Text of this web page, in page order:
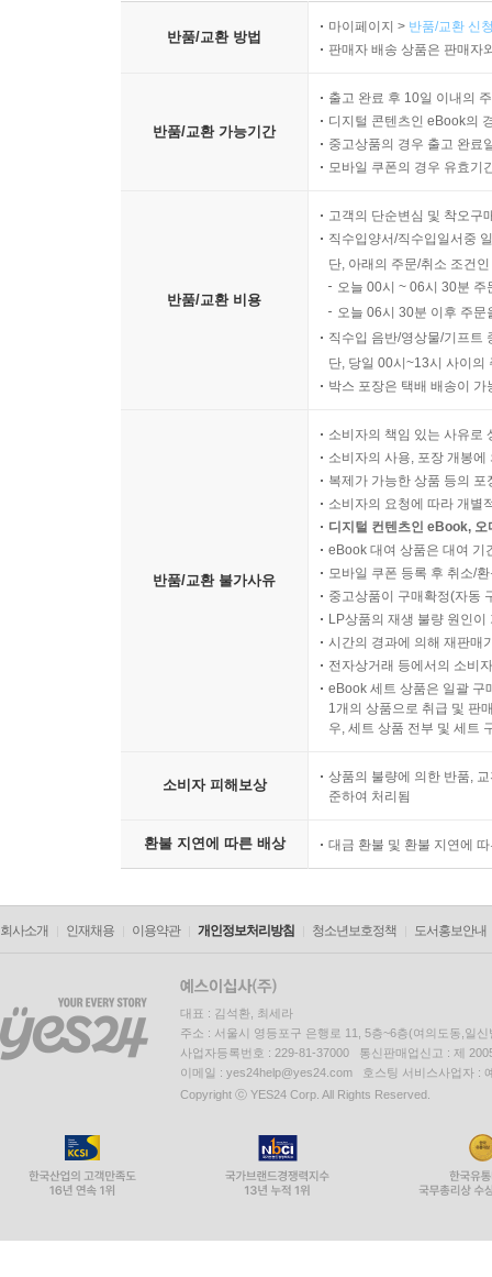
반품/교환 방법
마이페이지 > 반품/교환 신
판매자 배송 상품은 판매자
반품/교환 가능기간
출고 완료 후 10일 이내의
디지털 콘텐츠인 eBook의
중고상품의 경우 출고 완료
모바일 쿠폰의 경우 유효기
반품/교환 비용
고객의 단순변심 및 착오구
직수입양서/직수입일서중
단, 아래의 주문/취소 조건
오늘 00시 ~ 06시 30분
오늘 06시 30분 이후 주
직수입 음반/영상물/기프트
단, 당일 00시~13시 사이의
박스 포장은 택배 배송이
반품/교환 불가사유
소비자의 책임 있는 사유로
소비자의 사용, 포장 개봉
복제가 가능한 상품 등의
소비자의 요청에 따라 개별
디지털 컨텐츠인 eBook,
eBook 대여 상품은 대여 기
모바일 쿠폰 등록 후 취소/
중고상품이 구매확정(자동
LP상품의 재생 불량 원인
시간의 경과에 의해 재판매
전자상거래 등에서의 소비
eBook 세트 상품은 일괄 구
1개의 상품으로 취급 및 판
우, 세트 상품 전부 및 세트
소비자 피해보상
상품의 불량에 의한 반품,
준하여 처리됨
환불 지연에 따른 배상 대금 환불 및 환불 지연에
회사소개 인재채용 이용약관 개인정보처리방침 청소년보호정책 도서홍보안내
대표 : 김석환, 최세라
주소 : 서울시 영등포구 은행로 11, 5층~6층(여의도동,일신
사업자등록번호 : 229-81-37000 통신판매업신고 : 제
이메일 : yes24help@yes24.com 호스팅 서비스사업자 :
Copyright ⓒ YES24 Corp. All Rights Reserved.